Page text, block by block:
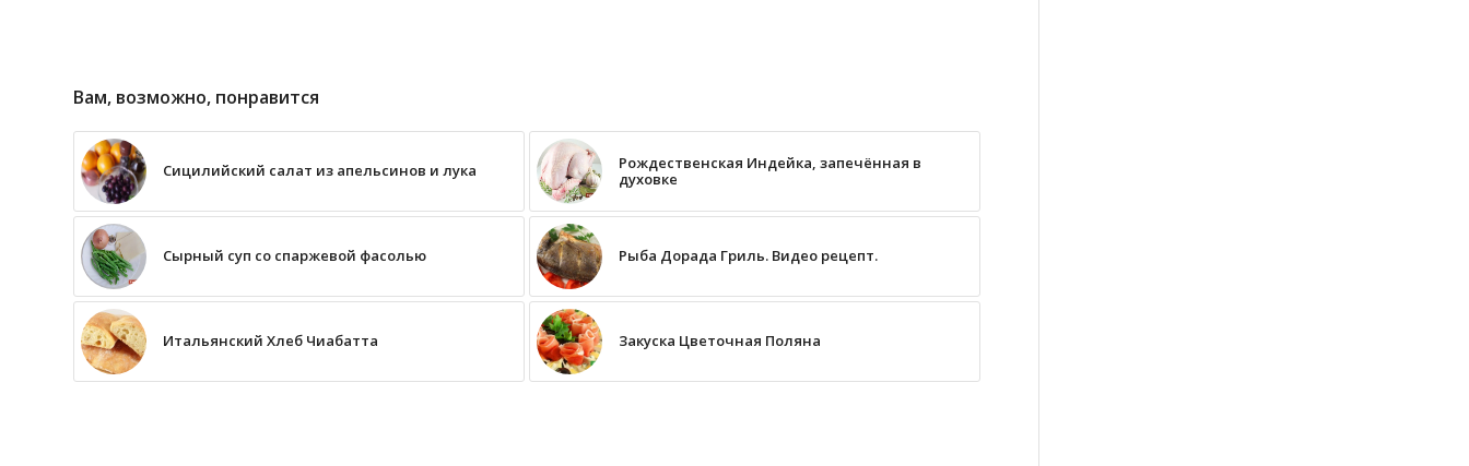
Вам, возможно, понравится
Сицилийский салат из апельсинов и лука
Рождественская Индейка, запечённая в
духовке
Сырный суп со спаржевой фасолью Рыба Дорада Гриль. Видео рецепт.
Итальянский Хлеб Чиабатта Закуска Цветочная Поляна